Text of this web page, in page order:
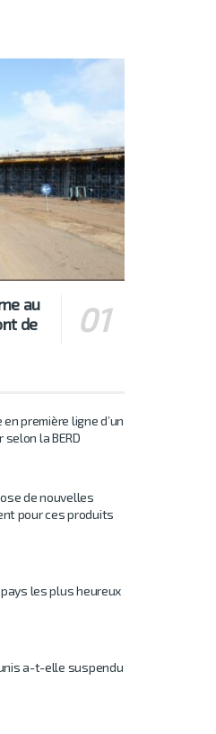
au
de
première ligne d’un
la BERD
de nouvelles
pour ces produits
les plus heureux
a-t-elle suspendu